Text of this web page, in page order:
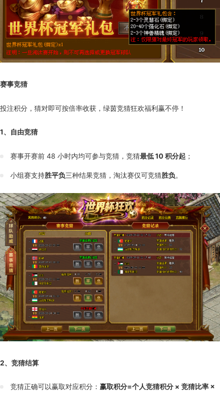
赛事竞猜
投注积分，猜对即可按倍率收获，绿茵竞猜狂欢福利赢不停！
1、自由竞猜
赛事开赛前 48 小时内均可参与竞猜，竞猜最低 10 积分起 ；
小组赛支持胜平负三种结果竞猜，淘汰赛仅可竞猜胜负。
2、竞猜结算
竞猜正确可以赢取对应积分： 赢取积分=个人竞猜积分 × 竞猜比率 ×